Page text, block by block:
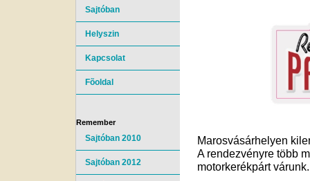
Marosvásárhelyen
A rendezvényre több
motorkerékpárt várunk.
Sajtóban
Helyszin
Kapcsolat
Fõoldal
Remember
Sajtóban 2010
Sajtóban 2012